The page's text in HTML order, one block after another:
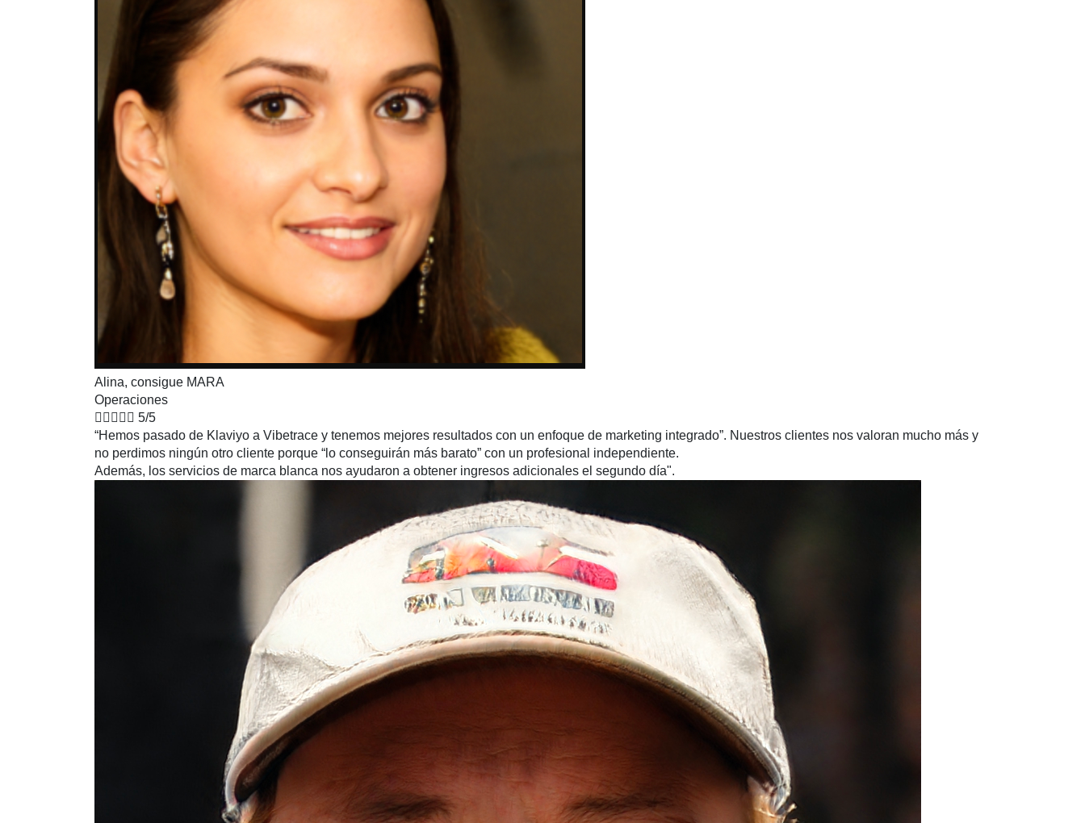
Alina, consigue MARA
Operaciones
     5/5
“Hemos pasado de Klaviyo a Vibetrace y tenemos mejores resultados con un enfoque de marketing integrado”. Nuestros clientes nos valoran mucho más y
no perdimos ningún otro cliente porque “lo conseguirán más barato” con un profesional independiente.
Además, los servicios de marca blanca nos ayudaron a obtener ingresos adicionales el segundo día".